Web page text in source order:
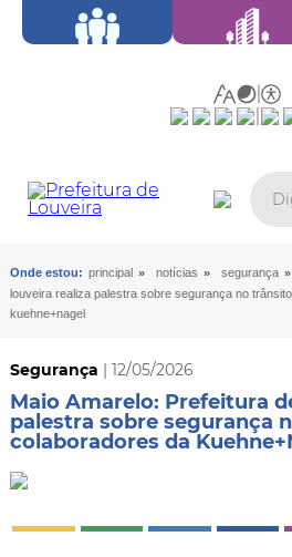
Onde estou: principal » notícias » segurança »
louveira realiza palestra sobre segurança no
kuehne+nagel
Segurança | 12/05/2026
Maio Amarelo: Prefeitura
palestra sobre segurança
colaboradores da